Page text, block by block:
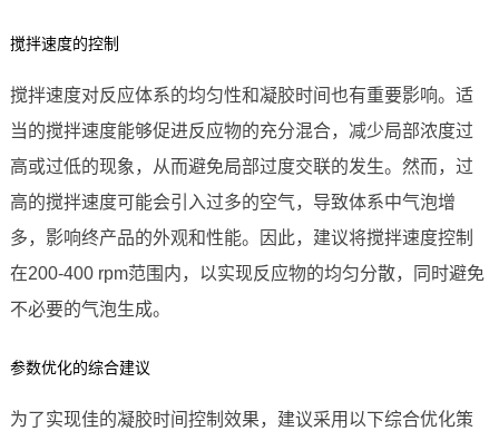
搅拌速度的控制
搅拌速度对反应体系的均匀性和凝胶时间也有重要影响。适
当的搅拌速度能够促进反应物的充分混合，减少局部浓度过
高或过低的现象，从而避免局部过度交联的发生。然而，过
高的搅拌速度可能会引入过多的空气，导致体系中气泡增
多，影响终产品的外观和性能。因此，建议将搅拌速度控制
在200-400 rpm范围内，以实现反应物的均匀分散，同时避免
不必要的气泡生成。
参数优化的综合建议
为了实现佳的凝胶时间控制效果，建议采用以下综合优化策